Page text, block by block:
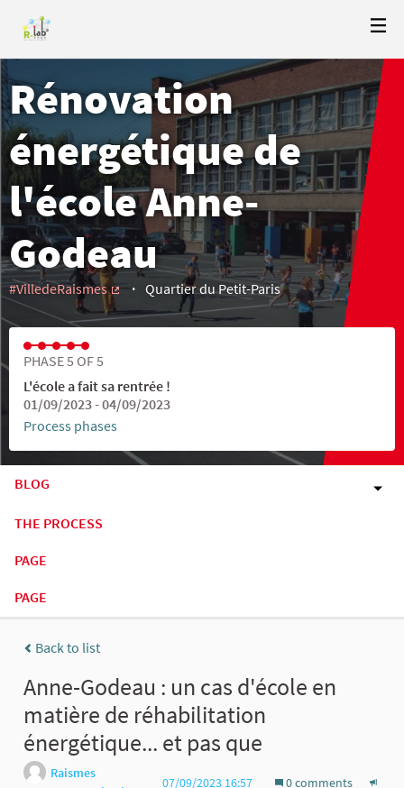
Rénovation
énergétique de
l'école Anne-
Godeau
#VilledeRaismes
(External link)
Quartier du Petit-Paris
PHASE 5 OF 5
L'école a fait sa rentrée !
01/09/2023 - 04/09/2023
Process phases
BLOG
THE PROCESS
PAGE
PAGE
Back to list
Anne-Godeau : un cas d'école en
matière de réhabilitation
énergétique... et pas que
Raismes
07/09/2023 16:57
0 comments